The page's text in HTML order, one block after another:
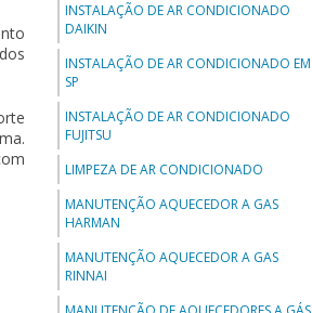
INSTALAÇÃO DE AR CONDICIONADO
DAIKIN
INSTALAÇÃO DE AR CONDICIONADO EM
SP
INSTALAÇÃO DE AR CONDICIONADO
FUJITSU
LIMPEZA DE AR CONDICIONADO
MANUTENÇÃO AQUECEDOR A GAS
HARMAN
MANUTENÇÃO AQUECEDOR A GAS
RINNAI